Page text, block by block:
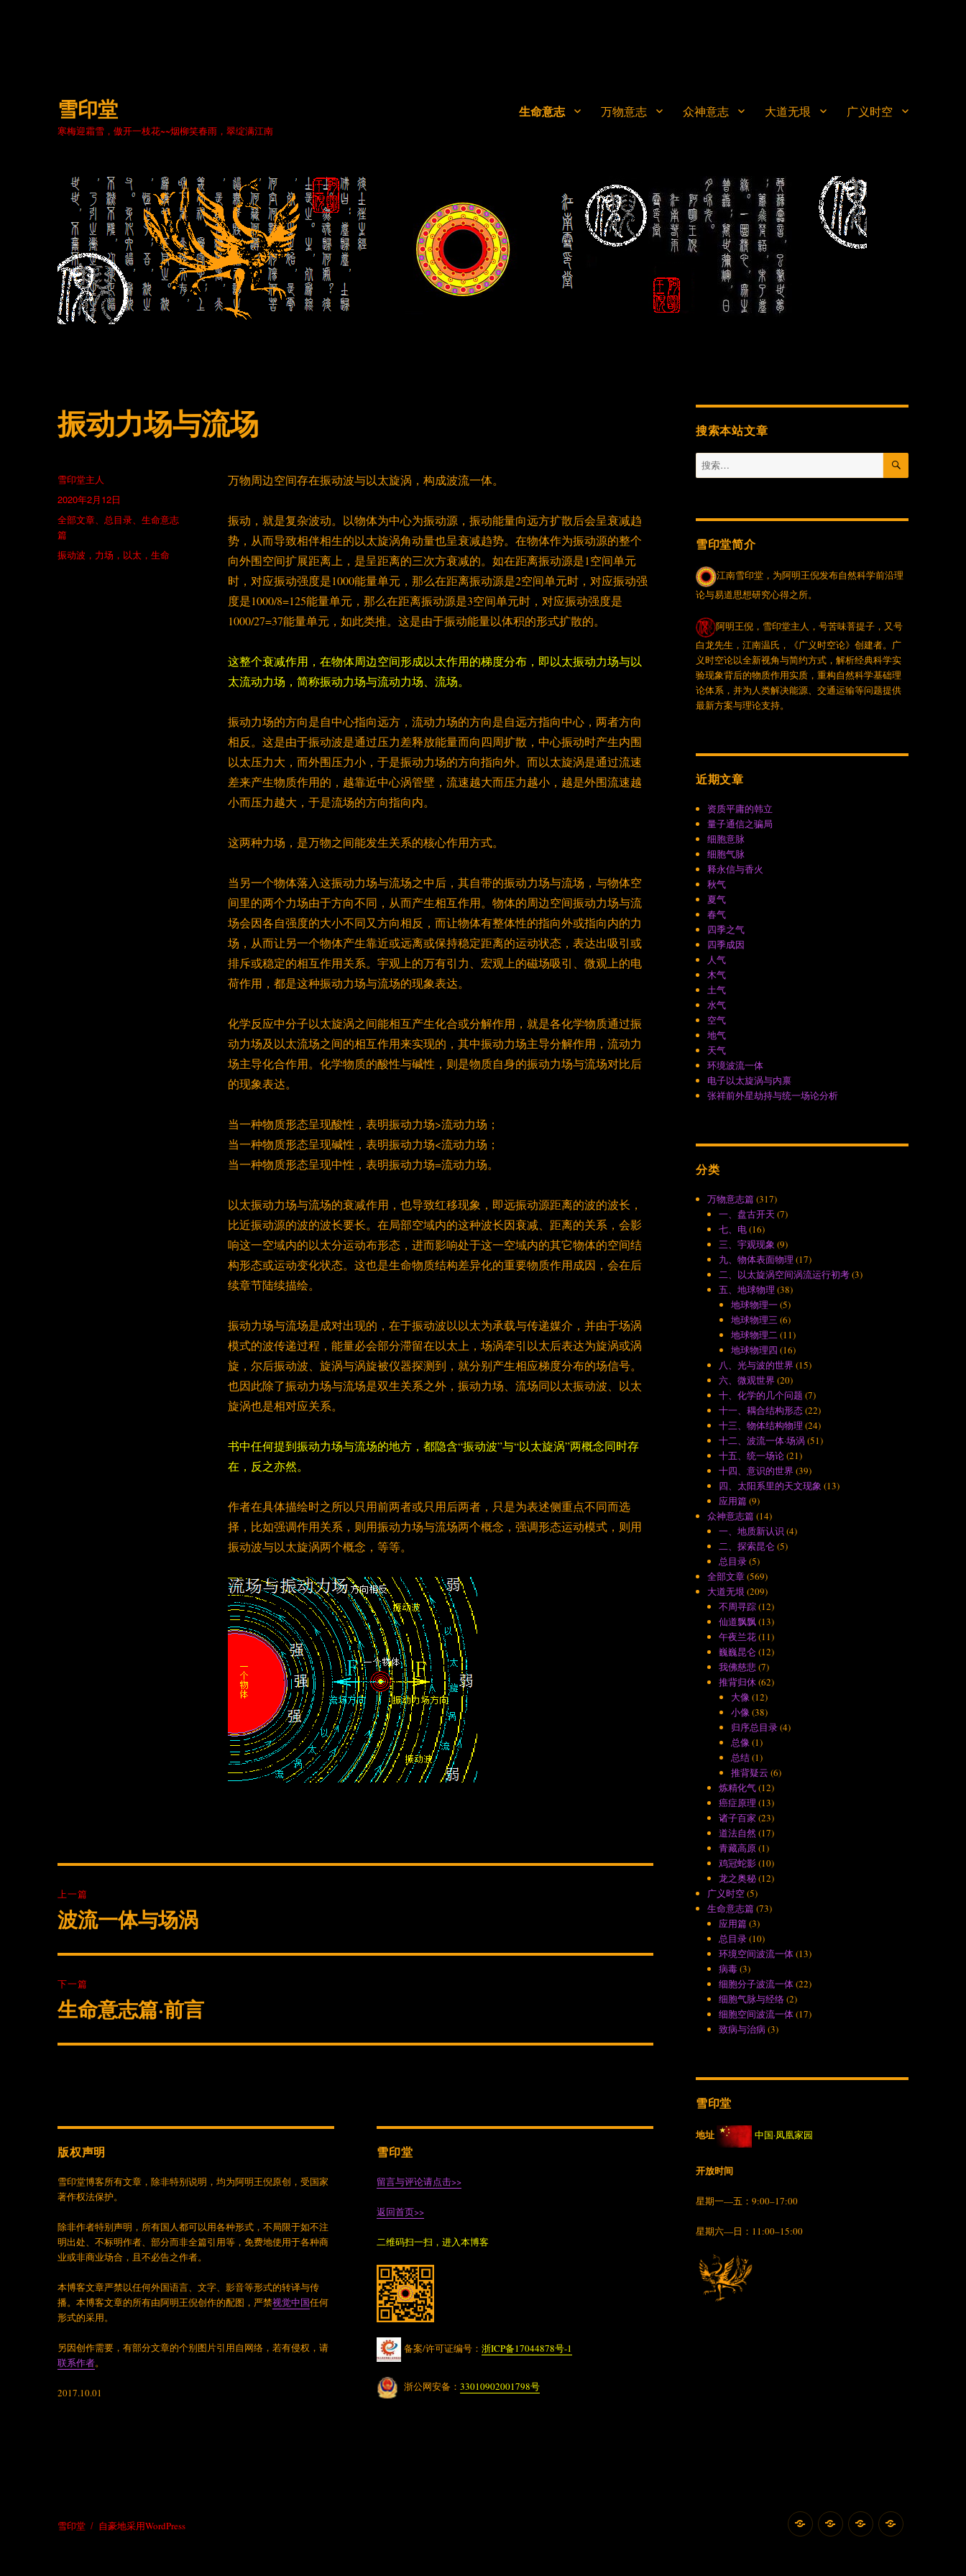
雪印堂
寒梅迎霜雪，傲开一枝花~~烟柳笑春雨，翠绽满江南
生命意志 万物意志 众神意志 大道无垠 广义时空
振动力场与流场
万物周边空间存在振动波与以太旋涡，构成波流一体。
振动，就是复杂波动。以物体为中心为振动源，振动能量向远方扩散后会呈衰减趋
势，从而导致相伴相生的以太旋涡角动量也呈衰减趋势。在物体作为振动源的整个
向外围空间扩展距离上，是呈距离的三次方衰减的。如在距离振动源是1空间单元
时，对应振动强度是1000能量单元，那么在距离振动源是2空间单元时，对应振动强
度是1000/8=125能量单元，那么在距离振动源是3空间单元时，对应振动强度是
1000/27=37能量单元，如此类推。这是由于振动能量以体积的形式扩散的。
这整个衰减作用，在物体周边空间形成以太作用的梯度分布，即以太振动力场与以
太流动力场，简称振动力场与流动力场、流场。
振动力场的方向是自中心指向远方，流动力场的方向是自远方指向中心，两者方向
相反。这是由于振动波是通过压力差释放能量而向四周扩散，中心振动时产生内围
以太压力大，而外围压力小，于是振动力场的方向指向外。而以太旋涡是通过流速
差来产生物质作用的，越靠近中心涡管壁，流速越大而压力越小，越是外围流速越
小而压力越大，于是流场的方向指向内。
这两种力场，是万物之间能发生关系的核心作用方式。
当另一个物体落入这振动力场与流场之中后，其自带的振动力场与流场，与物体空
间里的两个力场由于方向不同，从而产生相互作用。物体的周边空间振动力场与流
场会因各自强度的大小不同又方向相反，而让物体有整体性的指向外或指向内的力
场，从而让另一个物体产生靠近或远离或保持稳定距离的运动状态，表达出吸引或
排斥或稳定的相互作用关系。宇观上的万有引力、宏观上的磁场吸引、微观上的电
荷作用，都是这种振动力场与流场的现象表达。
化学反应中分子以太旋涡之间能相互产生化合或分解作用，就是各化学物质通过振
动力场及以太流场之间的相互作用来实现的，其中振动力场主导分解作用，流动力
场主导化合作用。化学物质的酸性与碱性，则是物质自身的振动力场与流场对比后
的现象表达。
当一种物质形态呈现酸性，表明振动力场>流动力场；
当一种物质形态呈现碱性，表明振动力场<流动力场；
当一种物质形态呈现中性，表明振动力场=流动力场。
以太振动力场与流场的衰减作用，也导致红移现象，即远振动源距离的波的波长，
比近振动源的波的波长要长。在局部空域内的这种波长因衰减、距离的关系，会影
响这一空域内的以太分运动布形态，进而影响处于这一空域内的其它物体的空间结
构形态或运动变化状态。这也是生命物质结构差异化的重要物质作用成因，会在后
续章节陆续描绘。
振动力场与流场是成对出现的，在于振动波以以太为承载与传递媒介，并由于场涡
模式的波传递过程，能量必会部分滞留在以太上，场涡牵引以太后表达为旋涡或涡
旋，尔后振动波、旋涡与涡旋被仪器探测到，就分别产生相应梯度分布的场信号。
也因此除了振动力场与流场是双生关系之外，振动力场、流场同以太振动波、以太
旋涡也是相对应关系。
书中任何提到振动力场与流场的地方，都隐含“振动波”与“以太旋涡”两概念同时存
在，反之亦然。
作者在具体描绘时之所以只用前两者或只用后两者，只是为表述侧重点不同而选
择，比如强调作用关系，则用振动力场与流场两个概念，强调形态运动模式，则用
振动波与以太旋涡两个概念，等等。
作
者
雪印堂主人
发
布
于
2020年2月12日
分
类
全部文章、总目录、生命意志
篇
标
振动波，力场，以太，生命
章
上一篇
上
篇
文
波流一体与场涡
下一篇
下
文
生命意志篇·前言
版权声明
雪印堂博客所有文章，除非特别说明，均为阿明王倪原创，受国家
著作权法保护。
除非作者特别声明，所有国人都可以用各种形式，不局限于如不注
明出处、不标明作者、部分而非全篇引用等，免费地使用于各种商
业或非商业场合，且不必告之作者。
本博客文章严禁以任何外国语言、文字、影音等形式的转译与传
播。本博客文章的所有由阿明王倪创作的配图，严禁视觉中国任何
形式的采用。
另因创作需要，有部分文章的个别图片引用自网络，若有侵权，请
联系作者。
2017.10.01
雪印堂
留言与评论请点击>>
返回首页>>
二维码扫一扫，进入本博客
备案/许可证编号：浙ICP备17044878号-1
浙公网安备：33010902001798号
搜索本站文章
搜
索：
搜
雪印堂简介
江南雪印堂，为阿明王倪发布自然科学前沿理
论与易道思想研究心得之所。
阿明王倪，雪印堂主人，号苦味菩提子，又号
白龙先生，江南温氏，《广义时空论》创建者。广
义时空论以全新视角与简约方式，解析经典科学实
验现象背后的物质作用实质，重构自然科学基础理
论体系，并为人类解决能源、交通运输等问题提供
最新方案与理论支持。
近期文章
资质平庸的韩立
量子通信之骗局
细胞意脉
细胞气脉
释永信与香火
秋气
夏气
春气
四季之气
四季成因
人气
木气
土气
水气
空气
地气
天气
环境波流一体
电子以太旋涡与内禀
张祥前外星劫持与统一场论分析
分类
万物意志篇 (317)
一、盘古开天 (7)
七、电(16)
三、宇观现象 (9)
九、物体表面物理 (17)
二、以太旋涡空间涡流运行初考(3)
五、地球物理 (38)
地球物理一(5)
地球物理三 (6)
地球物理二(11)
地球物理四 (16)
八、光与波的世界 (15)
六、微观世界 (20)
十、化学的几个问题 (7)
十一、耦合结构形态(22)
十三、物体结构物理 (24)
十二、波流一体·场涡(51)
十五、统一场论(21)
十四、意识的世界 (39)
四、太阳系里的天文现象 (13)
应用篇 (9)
众神意志篇 (14)
一、地质新认识 (4)
二、探索昆仑 (5)
总目录(5)
全部文章(569)
大道无垠 (209)
不周寻踪(12)
仙道飘飘(13)
午夜兰花(11)
巍巍昆仑 (12)
我佛慈悲(7)
推背归休(62)
大像(12)
小像(38)
归序总目录(4)
总像(1)
总结(1)
推背疑云 (6)
炼精化气(12)
癌症原理 (13)
诸子百家 (23)
道法自然(17)
青藏高原(1)
鸡冠蛇影 (10)
龙之奥秘(12)
广义时空(5)
生命意志篇 (73)
应用篇 (3)
总目录(10)
环境空间波流一体(13)
病毒(3)
细胞分子波流一体(22)
细胞气脉与经络(2)
细胞空间波流一体(17)
致病与治病 (3)
雪印堂
地址 中国·凤凰家园
开放时间
星期一—五：9:00–17:00
星期六—日：11:00–15:00
首
雪
雪
联
雪印堂 自豪地采用WordPress